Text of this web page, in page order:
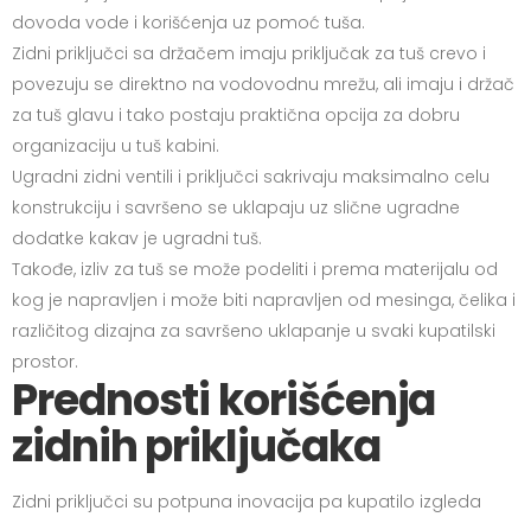
dovoda vode i korišćenja uz pomoć tuša.
Zidni priključci sa držačem imaju priključak za tuš crevo i
povezuju se direktno na vodovodnu mrežu, ali imaju i držač
za tuš glavu i tako postaju praktična opcija za dobru
organizaciju u tuš kabini.
Ugradni zidni ventili i priključci sakrivaju maksimalno celu
konstrukciju i savršeno se uklapaju uz slične ugradne
dodatke kakav je ugradni tuš.
Takođe, izliv za tuš se može podeliti i prema materijalu od
kog je napravljen i može biti napravljen od mesinga, čelika i
različitog dizajna za savršeno uklapanje u svaki kupatilski
prostor.
Prednosti korišćenja
zidnih priključaka
Zidni priključci su potpuna inovacija pa kupatilo izgleda